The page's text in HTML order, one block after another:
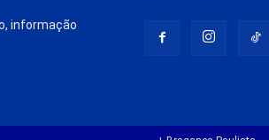
informação